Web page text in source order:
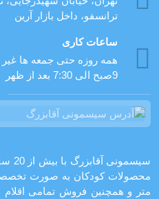
ترانسفو، داخل بازار آرین
ساعات کاری
همه روزه حتی جمعه ها غیر
محصولات کودکان به صورت
متر و همچنین فروش تمامی اقلام